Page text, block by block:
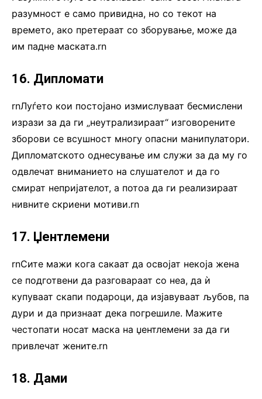
разумност е само привидна, но со текот на
времето, ако претераат со зборување, може да
им падне маската.rn
16. Дипломати
rnЛуѓето кои постојано измислуваат бесмислени
изрази за да ги „неутрализираат“ изговорените
зборови се всушност многу опасни манипулатори.
Дипломатското однесување им служи за да му го
одвлечат вниманието на слушателот и да го
смират непријателот, а потоа да ги реализираат
нивните скриени мотиви.rn
17. Џентлемени
rnСите мажи кога сакаат да освојат некоја жена
се подготвени да разговараат со неа, да ѝ
купуваат скапи подароци, да изјавуваат љубов, па
дури и да признаат дека погрешиле. Мажите
честопати носат маска на џентлемени за да ги
привлечат жените.rn
18. Дами